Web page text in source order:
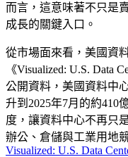
而言，這意味著不只是
成長的關鍵入口。
從市場面來看，美國資
《Visualized: U.S. Data
公開資料，美國資料中
升到2025年7月的約410
度，讓資料中心不再只
辦公、倉儲與工業用地
Visualized: U.S. Data